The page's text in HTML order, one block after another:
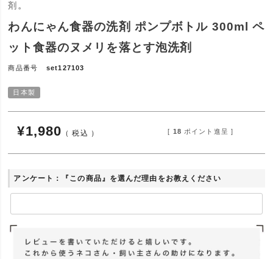
剤。
わんにゃん食器の洗剤 ポンプボトル 300ml ペ
ット食器のヌメリを落とす泡洗剤
商品番号 set127103
日本製
¥1,980 税込 [ 18 ポイント進呈 ]
アンケート：『この商品』を選んだ理由をお教えください